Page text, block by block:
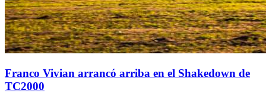
Franco Vivian arrancó arriba en el Shakedown de
TC2000